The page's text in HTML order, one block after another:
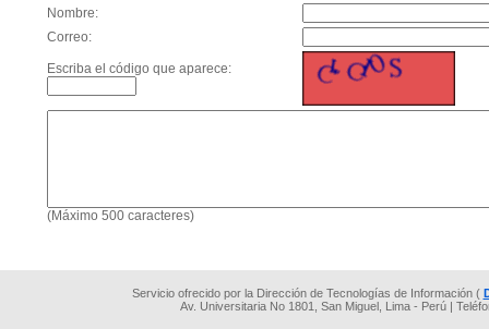
Nombre:
Correo:
Escriba el código que aparece:
(Máximo 500 caracteres)
Servicio ofrecido por la Dirección de Tecnologías de Información (
Av. Universitaria No 1801, San Miguel, Lima - Perú |